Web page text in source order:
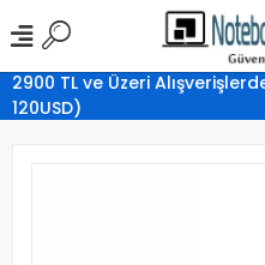
2900 TL ve Üzeri
120USD)